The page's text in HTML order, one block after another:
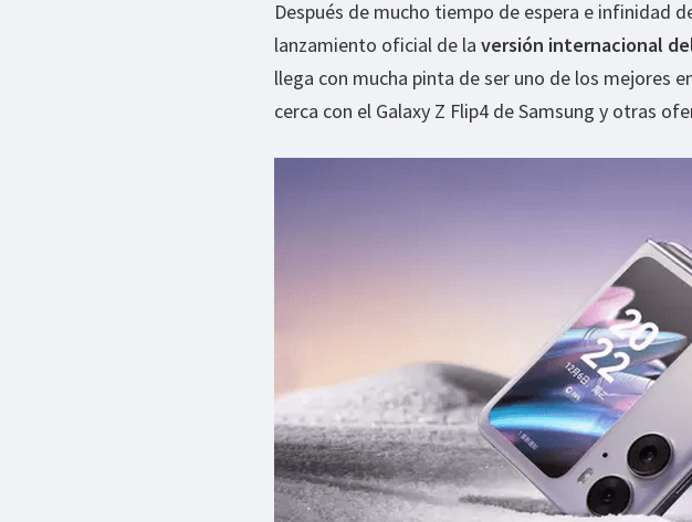
Después de mucho tiempo de espera e infinidad
lanzamiento oficial de la versión internacional
llega con mucha pinta de ser uno de los mejores
cerca con el Galaxy Z Flip4 de Samsung y otras